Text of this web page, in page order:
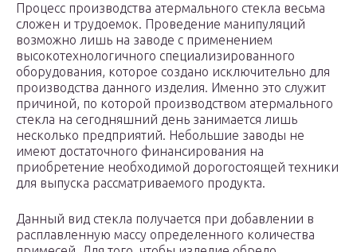
Процесс производства атермального стекла весьма
сложен и трудоемок. Проведение манипуляций
возможно лишь на заводе с применением
высокотехнологичного специализированного
оборудования, которое создано исключительно для
производства данного изделия. Именно это служит
причиной, по которой производством атермального
стекла на сегодняшний день занимается лишь
несколько предприятий. Небольшие заводы не
имеют достаточного финансирования на
приобретение необходимой дорогостоящей техники
для выпуска рассматриваемого продукта.
Данный вид стекла получается при добавлении в
расплавленную массу определенного количества